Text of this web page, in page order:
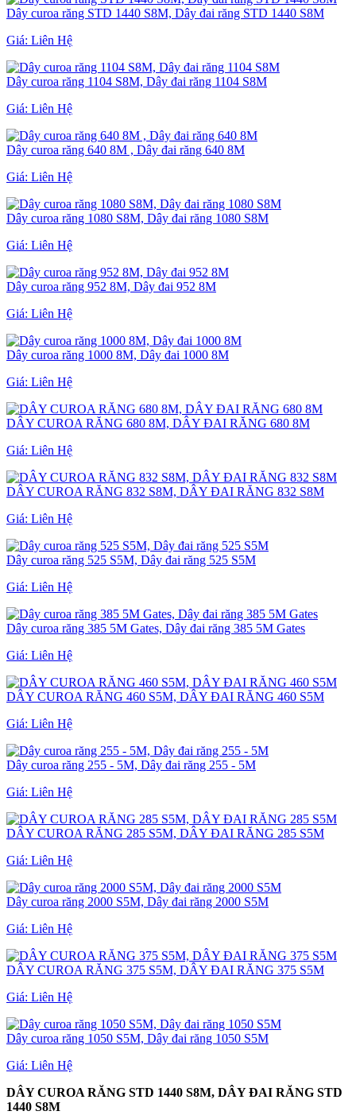
Dây curoa răng STD 1440 S8M, Dây đai răng STD 1440 S8M
Giá: Liên Hệ
Dây curoa răng 1104 S8M, Dây đai răng 1104 S8M
Giá: Liên Hệ
Dây curoa răng 640 8M , Dây đai răng 640 8M
Giá: Liên Hệ
Dây curoa răng 1080 S8M, Dây đai răng 1080 S8M
Giá: Liên Hệ
Dây curoa răng 952 8M, Dây đai 952 8M
Giá: Liên Hệ
Dây curoa răng 1000 8M, Dây đai 1000 8M
Giá: Liên Hệ
DÂY CUROA RĂNG 680 8M, DÂY ĐAI RĂNG 680 8M
Giá: Liên Hệ
DÂY CUROA RĂNG 832 S8M, DÂY ĐAI RĂNG 832 S8M
Giá: Liên Hệ
Dây curoa răng 525 S5M, Dây đai răng 525 S5M
Giá: Liên Hệ
Dây curoa răng 385 5M Gates, Dây đai răng 385 5M Gates
Giá: Liên Hệ
DÂY CUROA RĂNG 460 S5M, DÂY ĐAI RĂNG 460 S5M
Giá: Liên Hệ
Dây curoa răng 255 - 5M, Dây đai răng 255 - 5M
Giá: Liên Hệ
DÂY CUROA RĂNG 285 S5M, DÂY ĐAI RĂNG 285 S5M
Giá: Liên Hệ
Dây curoa răng 2000 S5M, Dây đai răng 2000 S5M
Giá: Liên Hệ
DÂY CUROA RĂNG 375 S5M, DÂY ĐAI RĂNG 375 S5M
Giá: Liên Hệ
Dây curoa răng 1050 S5M, Dây đai răng 1050 S5M
Giá: Liên Hệ
DÂY CUROA RĂNG STD 1440 S8M, DÂY ĐAI RĂNG STD
1440 S8M